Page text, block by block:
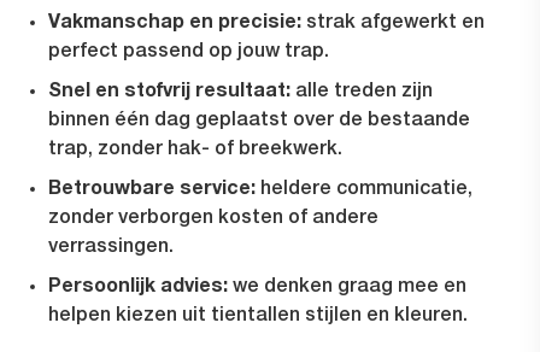
Vakmanschap en precisie: strak afgewerkt en
perfect passend op jouw trap.
Snel en stofvrij resultaat: alle treden zijn
binnen één dag geplaatst over de bestaande
trap, zonder hak- of breekwerk.
Betrouwbare service: heldere communicatie,
zonder verborgen kosten of andere
verrassingen.
Persoonlijk advies: we denken graag mee en
helpen kiezen uit tientallen stijlen en kleuren.